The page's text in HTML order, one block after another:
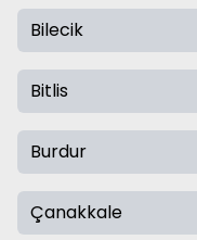
Bilecik
Bitlis
Burdur
Çanakkale